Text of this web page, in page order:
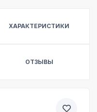
ХАРАКТЕРИСТИКИ
ОТЗЫВЫ